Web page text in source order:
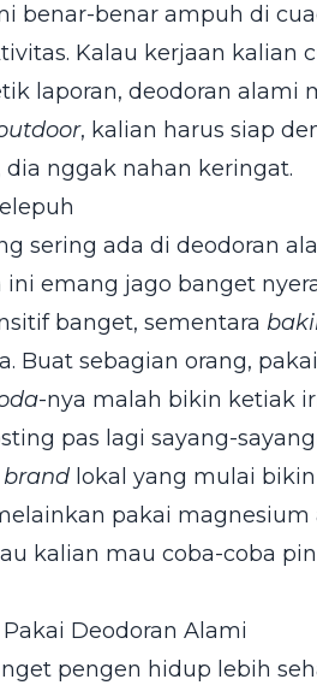
benar-benar ampuh di
Kalau kerjaan kalian
laporan, deodoran alami
, kalian harus siap
dia nggak nahan keringat.
sering ada di deodoran
emang jago banget
banget, sementara
Buat sebagian orang,
-nya malah bikin ketiak
pas lagi sayang-
brand lokal yang mulai
pakai
kalian mau coba-coba
Deodoran Alami
pengen hidup lebih